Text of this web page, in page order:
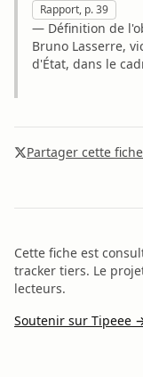
Rapport, p. 39
— Définition de
Bruno Lasserre,
d'État, dans le
Partager cette
Cette fiche est
tracker tiers. Le
lecteurs.
Soutenir sur Tipeee